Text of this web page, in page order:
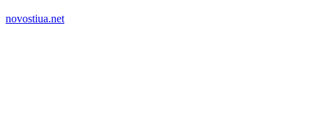
novostiua.net